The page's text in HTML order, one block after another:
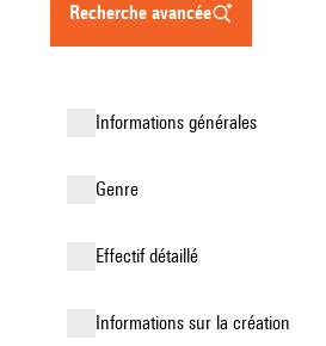
recherche avancée
informations générales
genre
effectif détaillé
informations sur la création